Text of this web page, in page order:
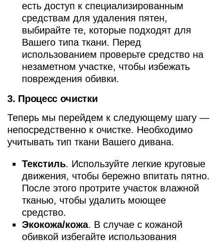
есть доступ к специализированным
средствам для удаления пятен,
выбирайте те, которые подходят для
Вашего типа ткани. Перед
использованием проверьте средство на
незаметном участке, чтобы избежать
повреждения обивки.
3. Процесс очистки
Теперь мы перейдем к следующему шагу —
непосредственно к очистке. Необходимо
учитывать тип ткани Вашего дивана.
Текстиль. Используйте легкие круговые
движения, чтобы бережно впитать пятно.
После этого протрите участок влажной
тканью, чтобы удалить моющее
средство.
Экокожа/кожа. В случае с кожаной
обивкой избегайте использования